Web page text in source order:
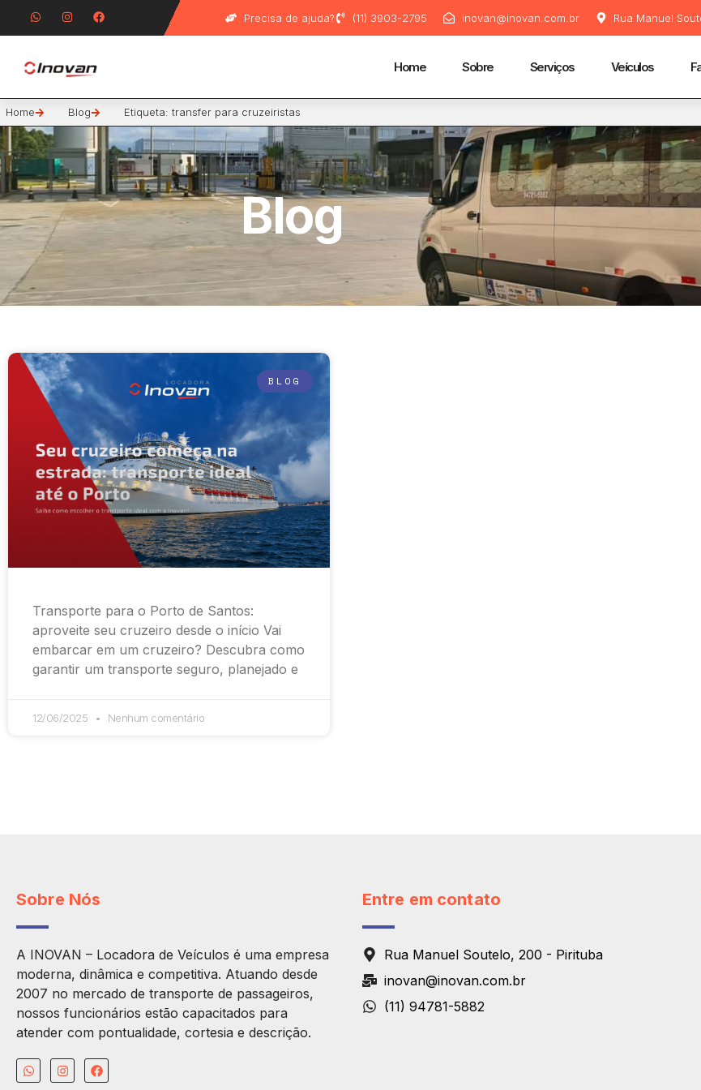
Precisa de ajuda? (11) 3903-2795 inovan@inovan.com.br Rua Manuel
Home Sobre Serviços Veículos
Home Blog Etiqueta: transfer para cruzeiristas
Blog
BLOG
Transporte para o Porto de Santos:
aproveite seu cruzeiro desde o início Vai
embarcar em um cruzeiro? Descubra como
garantir um transporte seguro, planejado e
12/06/2025 Nenhum comentário
Sobre Nós
A INOVAN – Locadora de Veículos é uma empresa
moderna, dinâmica e competitiva. Atuando desde
2007 no mercado de transporte de passageiros,
nossos funcionários estão capacitados para
atender com pontualidade, cortesia e descrição.
Entre em contato
Rua Manuel Soutelo, 200 - Pirituba
inovan@inovan.com.br
(11) 94781-5882